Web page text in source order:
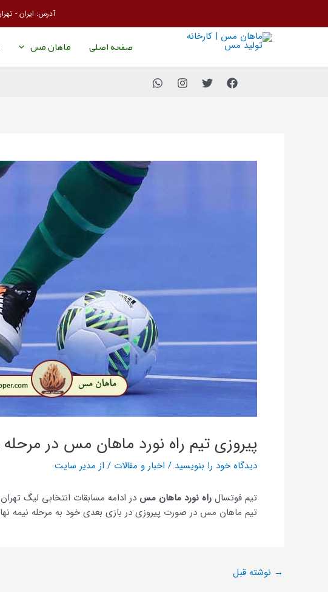
آدرس: ایران -
صفحه اصلی ماهان مس
پیروزی تیم راه نورد ماهان مس در
دیدگاه‌ خود را بنویسید / اخبار و مقالات / از مدیر سایت
تیم فوتسال راه نورد ماهان مس در ادامه مسابقات انتخابی لیگ تهران در
تیم ماهان مس در صورت پیروزی در بازی بعدی خود به مرحله نیمه
→ نوشته قبل